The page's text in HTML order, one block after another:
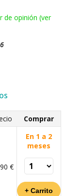
de opinión (ver
Comprar
€
En 1 a 2
meses